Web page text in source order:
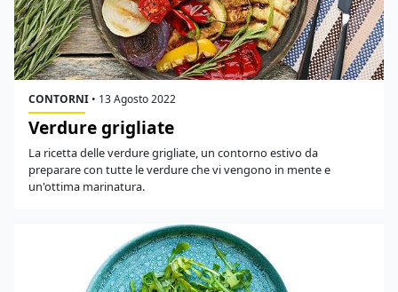
CONTORNI • 13 Agosto 2022
Verdure grigliate
La ricetta delle verdure grigliate, un contorno estivo da
preparare con tutte le verdure che vi vengono in mente e
un'ottima marinatura.